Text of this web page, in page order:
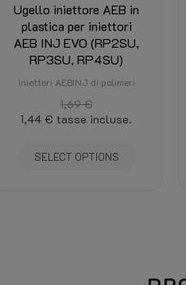
Ugello iniettore AEB in
plastica per iniettori
AEB INJ EVO (RP2SU,
RP3SU, RP4SU)
Iniettori AEBINJ di polimeri
1,69 €
1,44 € tasse incluse.
SELECT OPTIONS